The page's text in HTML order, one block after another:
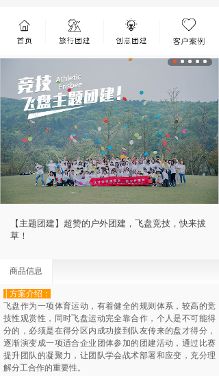
【主题团建】超赞的户外团建，飞盘竞技，快来拔
草！
商品信息
│方案介绍：
飞盘作为一项体育运动，有着健全的规则体系，较高的竞
技性观赏性，同时飞盘运动完全靠合作，个人是不可能得
分的，必须是在得分区内成功接到队友传来的盘才得分，
逐渐演变成一项适合企业团体参加的团建活动，通过比赛
提升团队的凝聚力，让团队学会战术部署和应变，充分理
解分工合作的重要性。